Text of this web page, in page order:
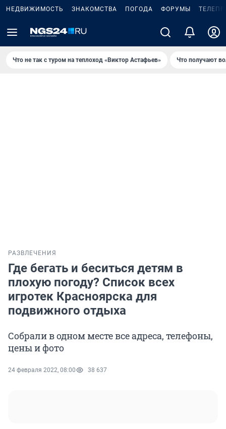
НЕДВИЖИМОСТЬ ЗНАКОМСТВА ПОГОДА ФОРУМЫ
Что не так с туром на теплоход «Виктор Астафьев» Что получают
РАЗВЛЕЧЕНИЯ
Где бегать и беситься детям в
плохую погоду? Список всех
игротек Красноярска для
подвижного отдыха
Собрали в одном месте все адреса, телефоны,
цены и фото
24 февраля 2022, 08:00 38 637